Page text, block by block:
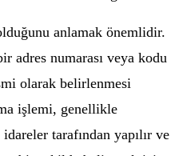
anlamak önemlidir.
adres numarası veya kodu
olarak belirlenmesi
işlemi, genellikle
tarafından yapılır ve